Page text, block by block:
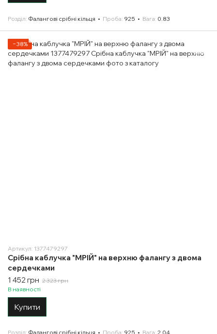
Розділ Фалангові срібні кільця Проба 925 Вага 0.83
−38%
Артикул: 1377479297
Срібна каблучка "МРІЙ" на верхню фалангу з двома
сердечками
1 452 грн 2 323 грн
В наявності
Купити
Розділ Фалангові срібні кільця Проба 925 Вага 2.04